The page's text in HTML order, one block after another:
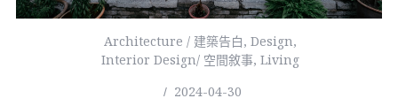
Architecture / 建築告白, Design,
Interior Design/ 空間敘事, Living
2024-04-30